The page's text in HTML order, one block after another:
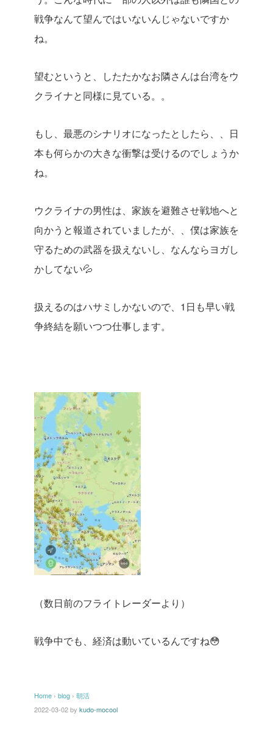
戦争なんて望んではいないんじゃないですか
ね。
望むというと、したたかなお隣さんは台湾をウ
クライナと同様に見ている。。
もし、最悪のシナリオになったとしたら、、日
本も何らかの大きな衝撃は受けるのでしょうか
ね。
ウクライナの男性は、家族を避難させ戦地へと
向かうと報道されていましたが、、僕は家族を
守るための武器を扱えないし、なんならヨガし
かしてない💦
扱えるのはハサミしかないので、1日も早い戦
争終結を願いつつ仕事します。
（数日前のフライトレーダーより）
戦争中でも、経済は動いているんですね😳
Home › blog › 朝活
2022-03-02by kudo-mocool